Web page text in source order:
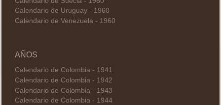
Calendario de Uruguay - 1960
Calendario de Venezuela - 1960
AÑOS
Calendario de Colombia - 1941
Calendario de Colombia - 1942
Calendario de Colombia - 1943
Calendario de Colombia - 1944